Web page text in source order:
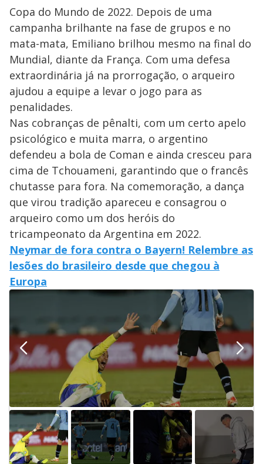
Copa do Mundo de 2022. Depois de uma
campanha brilhante na fase de grupos e no
mata-mata, Emiliano brilhou mesmo na final do
Mundial, diante da França. Com uma defesa
extraordinária já na prorrogação, o arqueiro
ajudou a equipe a levar o jogo para as
penalidades.
Nas cobranças de pênalti, com um certo apelo
psicológico e muita marra, o argentino
defendeu a bola de Coman e ainda cresceu para
cima de Tchouameni, garantindo que o francês
chutasse para fora. Na comemoração, a dança
que virou tradição apareceu e consagrou o
arqueiro como um dos heróis do
tricampeonato da Argentina em 2022.
Neymar de fora contra o Bayern! Relembre as
lesões do brasileiro desde que chegou à
Europa